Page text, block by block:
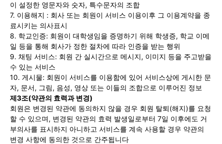
서비스 & 앱
수완뉴스 추천 서비스
스토어 수완 키즈 청년공감 청라온
멤버십 소개 이니셔티브
기자단 참여
저널리즘 바이브
출판서비스
보도자료 작성 서비스
스위프트 하이브
서비스 & 앱
수완뉴스 추천 서비스
스토어 수완 키즈 청년공감 청라온
멤버십 소개 이니셔티브
기자단 참여
저널리즘 바이브
출판서비스
보도자료 작성 서비스
스위프트 하이브
이 설정한 영문자와 숫자, 특수문자의 조합
7. 이용해지 : 회사 또는 회원이 서비스 이용이후 그 이용계약을 종
료시키는 의사표시
8. 학교인증: 회원이 대학생임을 증명하기 위해 학생증, 학교 이메
일 등을 통해 회사가 정한 절차에 따라 인증을 받는 행위
9. 채팅 서비스: 회원 간 실시간으로 메시지, 이미지 등을 주고받을
수 있는 서비스
10. 게시물: 회원이 서비스를 이용함에 있어 서비스상에 게시한 문
자, 문서, 그림, 음성, 영상 또는 이들의 조합으로 이루어진 정보
제3조(약관의 효력과 변경)
회원은 변경된 약관에 동의하지 않을 경우 회원 탈퇴(해지)를 요청
할 수 있으며, 변경된 약관의 효력 발생일로부터 7일 이후에도 거
부의사를 표시하지 아니하고 서비스를 계속 사용할 경우 약관의
변경 사항에 동의한 것으로 간주됩니다